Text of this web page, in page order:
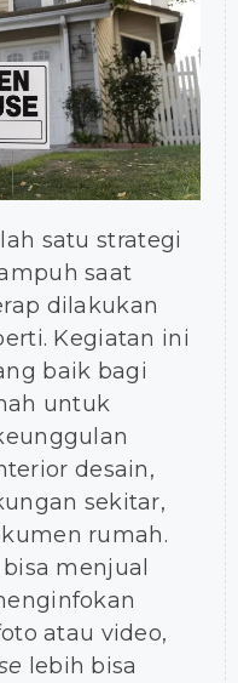
satu strategi
saat
dilakukan
Kegiatan ini
baik bagi
untuk
desain,
sekitar,
rumah.
menjual
atau video,
lebih bisa